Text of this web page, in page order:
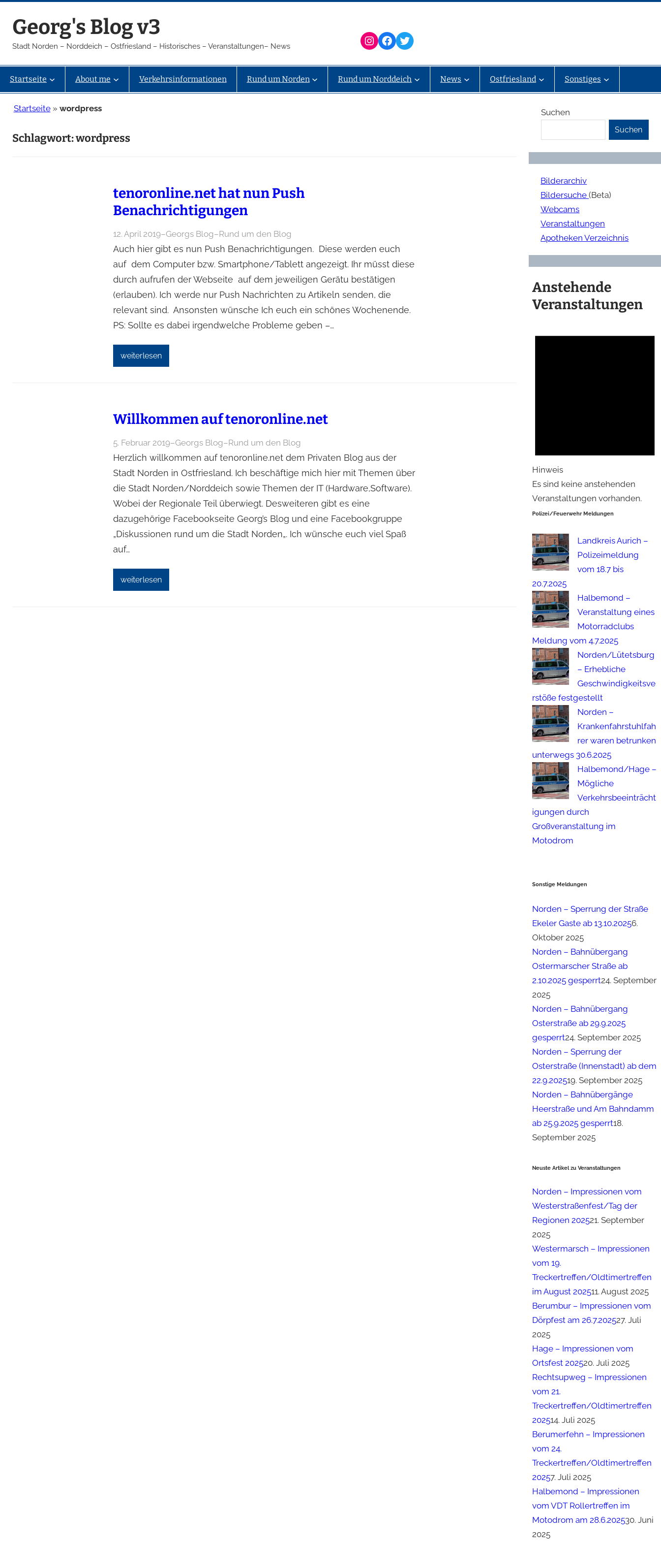
Inhalt
springen
Georg's Blog v3
Stadt Norden – Norddeich – Ostfriesland – Historisches – Veranstaltungen– News Instagram Facebook Twitter
Startseite About me Verkehrsinformationen Rund um Norden Rund um Norddeich News Ostfriesland Sonstiges
Startseite» wordpress
Schlagwort:wordpress
tenoronline.net hat nun Push
Benachrichtigungen
12. April 2019–Georgs Blog–Rund um den Blog
Auch hier gibt es nun Push Benachrichtigungen. Diese werden euch
auf dem Computer bzw. Smartphone/Tablett angezeigt. Ihr müsst diese
durch aufrufen der Webseite auf dem jeweiligen Gerätu bestätigen
(erlauben). Ich werde nur Push Nachrichten zu Artikeln senden, die
relevant sind. Ansonsten wünsche Ich euch ein schönes Wochenende.
PS: Sollte es dabei irgendwelche Probleme geben –…
weiterlesen
Willkommen auf tenoronline.net
5. Februar 2019–Georgs Blog–Rund um den Blog
Herzlich willkommen auf tenoronline.net dem Privaten Blog aus der
Stadt Norden in Ostfriesland. Ich beschäftige mich hier mit Themen über
die Stadt Norden/Norddeich sowie Themen der IT (Hardware,Software).
Wobei der Regionale Teil überwiegt. Desweiteren gibt es eine
dazugehörige Facebookseite Georg’s Blog und eine Facebookgruppe
„Diskussionen rund um die Stadt Norden„. Ich wünsche euch viel Spaß
auf…
weiterlesen
Suchen
Suchen
Bilderarchiv
Bildersuche(Beta)
Webcams
Veranstaltungen
Apotheken Verzeichnis
Anstehende
Veranstaltungen
Hinweis
Es sind keine anstehenden
Veranstaltungen vorhanden.
Polizei/Feuerwehr Meldungen
Landkreis Aurich –
Polizeimeldung
vom 18.7 bis
20.7.2025
Halbemond –
Veranstaltung eines
Motorradclubs
Meldung vom 4.7.2025
Norden/Lütetsburg
– Erhebliche
Geschwindigkeitsve
rstöße festgestellt
Norden –
Krankenfahrstuhlfah
rer waren betrunken
unterwegs 30.6.2025
Halbemond/Hage –
Mögliche
Verkehrsbeeinträcht
igungen durch
Großveranstaltung im
Motodrom
Sonstige Meldungen
Norden – Sperrung der Straße
Ekeler Gaste ab 13.10.20256.
Oktober 2025
Norden – Bahnübergang
Ostermarscher Straße ab
2.10.2025 gesperrt24. September
2025
Norden – Bahnübergang
Osterstraße ab 29.9.2025
gesperrt24. September 2025
Norden – Sperrung der
Osterstraße (Innenstadt) ab dem
22.9.202519. September 2025
Norden – Bahnübergänge
Heerstraße und Am Bahndamm
ab 25.9.2025 gesperrt18.
September 2025
Neuste Artikel zu Veranstaltungen
Norden – Impressionen vom
Westerstraßenfest/Tag der
Regionen 202521. September
2025
Westermarsch – Impressionen
vom 19.
Treckertreffen/Oldtimertreffen
im August 202511. August 2025
Berumbur – Impressionen vom
Dörpfest am 26.7.202527. Juli
2025
Hage – Impressionen vom
Ortsfest 202520. Juli 2025
Rechtsupweg – Impressionen
vom 21.
Treckertreffen/Oldtimertreffen
202514. Juli 2025
Berumerfehn – Impressionen
vom 24.
Treckertreffen/Oldtimertreffen
20257. Juli 2025
Halbemond – Impressionen
vom VDT Rollertreffen im
Motodrom am 28.6.202530. Juni
2025